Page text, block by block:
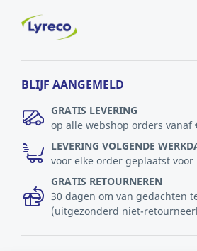
BLIJF AANGEMELD
GRATIS LEVERING
op alle webshop orders vanaf
LEVERING VOLGENDE
voor elke order geplaatst voor
GRATIS RETOURNEREN
30 dagen om van gedachten
(uitgezonderd niet-